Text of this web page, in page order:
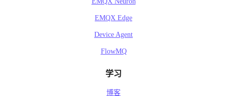
EMQX Edge
Device Agent
FlowMQ
学习
博客